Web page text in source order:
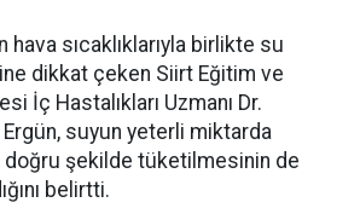
hava sıcaklıklarıyla birlikte su
dikkat çeken Siirt Eğitim ve
İç Hastalıkları Uzmanı Dr.
suyun yeterli miktarda
şekilde tüketilmesinin de
belirtti.